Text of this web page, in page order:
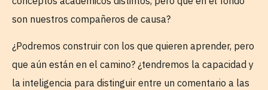
son nuestros compañeros de causa?
¿Podremos construir con los que quieren aprender, pero
que aún están en el camino? ¿tendremos la capacidad y
la inteligencia para distinguir entre un comentario a las